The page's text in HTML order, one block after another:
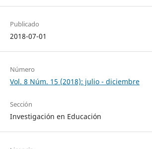
Publicado
2018-07-01
Número
Vol. 8 Núm. 15 (2018): julio - diciembre
Sección
Investigación en Educación